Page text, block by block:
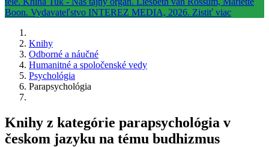
Knihy
Odborné a náučné
Humanitné a spoločenské vedy
Psychológia
Parapsychológia
Knihy z kategórie parapsychológia v
českom jazyku na tému budhizmus